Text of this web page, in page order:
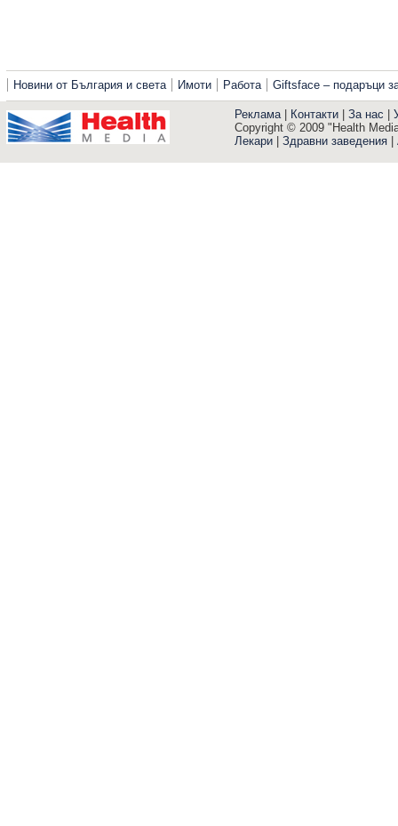
Новини от България и света Имоти Работа Giftsface – подаръци
Реклама| Контакти За нас
Copyright © 2009 "Health
Лекари
Здравни заведения